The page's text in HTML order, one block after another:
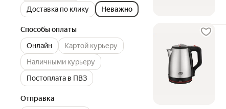
Доставка по клику
Неважно
Способы оплаты
Онлайн
Картой курьеру
Наличными курьеру
Постоплата в ПВЗ
Отправка